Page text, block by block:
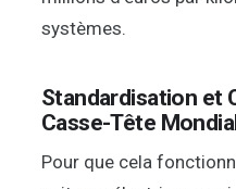
systèmes.
Standardisation et
Casse-Tête
Pour que cela